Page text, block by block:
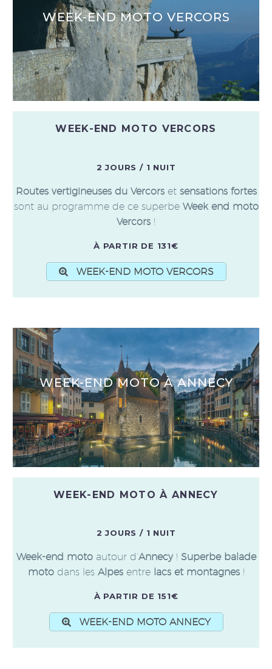
WEEK-END MOTO VERCORS
WEEK-END MOTO VERCORS
2 JOURS / 1 NUIT
Routes vertigineuses du Vercorset sensations fortes
sont au programme de ce superbe Week end moto
Vercors !
À PARTIR DE 131€
WEEK-END MOTO VERCORS
WEEK-END MOTO À ANNECY
WEEK-END MOTO À ANNECY
2 JOURS / 1 NUIT
Week-end motoautour d’Annecy! Superbe balade
motodans les Alpesentre lacs et montagnes!
À PARTIR DE 151€
WEEK-END MOTO ANNECY